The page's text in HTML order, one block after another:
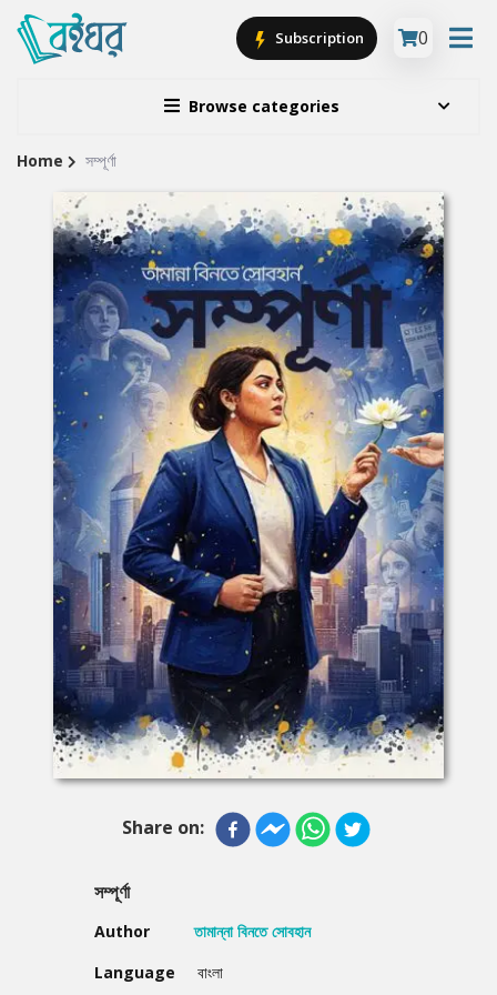
Browse categories
Subscription 0
Site
Breadcrumb
Home সম্পূর্ণা
Share on:
সম্পূর্ণা
Author
তামান্না বিনতে সোবহান
Language
বাংলা